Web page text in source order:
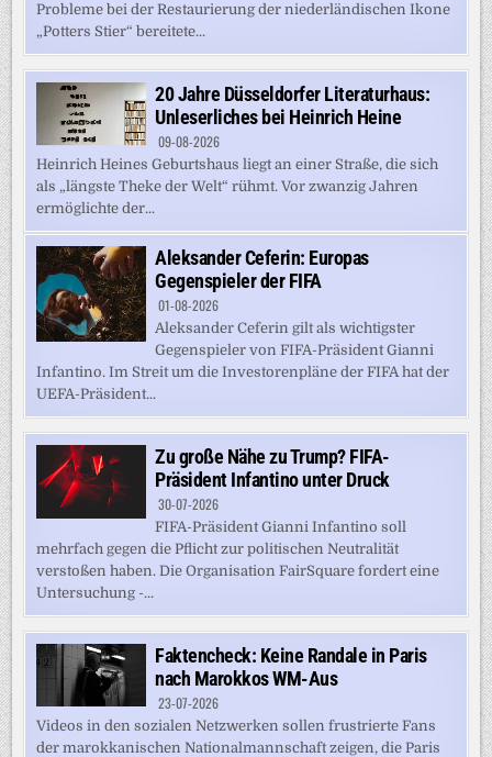
Probleme bei der Restaurierung der niederländischen Ikone
„Potters Stier“ bereitete...
20 Jahre Düsseldorfer Literaturhaus:
Unleserliches bei Heinrich Heine
09-08-2026
Heinrich Heines Geburtshaus liegt an einer Straße, die sich
als „längste Theke der Welt“ rühmt. Vor zwanzig Jahren
ermöglichte der...
Aleksander Ceferin: Europas
Gegenspieler der FIFA
01-08-2026
Aleksander Ceferin gilt als wichtigster
Gegenspieler von FIFA-Präsident Gianni
Infantino. Im Streit um die Investorenpläne der FIFA hat der
UEFA-Präsident...
Zu große Nähe zu Trump? FIFA-
Präsident Infantino unter Druck
30-07-2026
FIFA-Präsident Gianni Infantino soll
mehrfach gegen die Pflicht zur politischen Neutralität
verstoßen haben. Die Organisation FairSquare fordert eine
Untersuchung -...
Faktencheck: Keine Randale in Paris
nach Marokkos WM-Aus
23-07-2026
Videos in den sozialen Netzwerken sollen frustrierte Fans
der marokkanischen Nationalmannschaft zeigen, die Paris